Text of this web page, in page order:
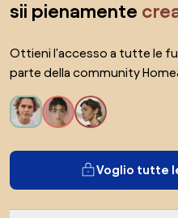
sii pienamente
Ottieni l'accesso a tutte le
parte della community
Voglio tutte